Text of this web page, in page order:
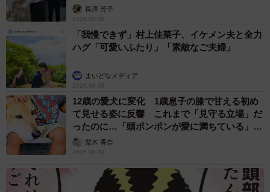
説】長澤 芳子
2026.08.08
「我慢できず」村上佳菜子、イケメン夫と全力
ハグ「可愛いふたり」「素敵なご夫婦」
まいどなメディア
2026.08.08
12歳の愛犬に変化 1歳息子の膝で甘える初め
て見せる姿に反響 これまで「見守る立場」だ
ったのに…「頭ポンポンが愛に満ちている」
「尊…」
梨木 香奈
2026.08.08